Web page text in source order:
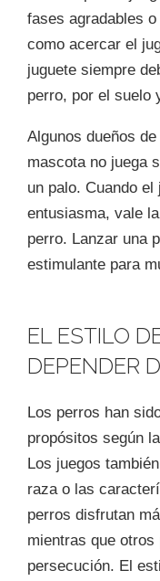
fases agradables
como acercar el
juguete siempre
perro, por el suelo
Algunos dueños
mascota no juega
un palo. Cuando el
entusiasma, vale
perro. Lanzar una
estimulante para
EL ESTILO
DEPENDER
Los perros han
propósitos según
Los juegos
raza o las
perros disfrutan
mientras que
persecución. El